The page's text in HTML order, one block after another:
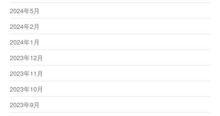
2024年5月
2024年2月
2024年1月
2023年12月
2023年11月
2023年10月
2023年9月